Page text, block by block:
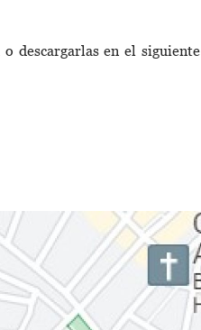
o descargarlas en el siguiente